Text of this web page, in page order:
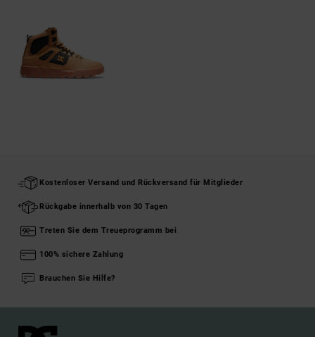
Kostenloser Versand und Rückversand für Mitglieder
Rückgabe innerhalb von 30 Tagen
Treten Sie dem Treueprogramm bei
100% sichere Zahlung
Brauchen Sie Hilfe?